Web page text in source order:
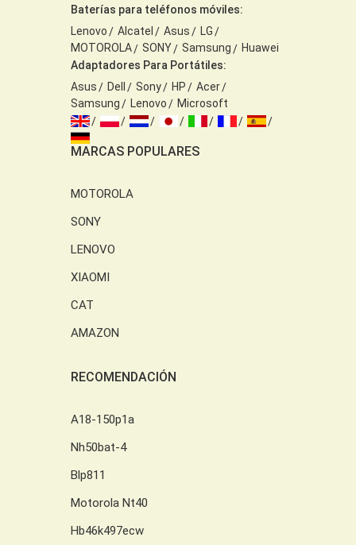
Baterías para teléfonos móviles:
Lenovo
Alcatel Asus
LG
MOTOROLA
SONY Samsung
Huawei
Adaptadores Para Portátiles:
Asus
Dell Sony HP
Acer
Samsung
Lenovo Microsoft
MARCAS POPULARES
MOTOROLA
SONY
LENOVO
XIAOMI
CAT
AMAZON
RECOMENDACIÓN
A18-150p1a
Nh50bat-4
Blp811
Motorola Nt40
Hb46k497ecw